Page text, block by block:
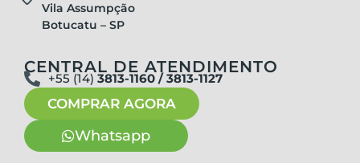
Vila Assumpção
Botucatu – SP
CENTRAL DE ATENDIMENTO
+55 (14) 3813-1160 / 3813-1127
COMPRAR AGORA
Whatsapp